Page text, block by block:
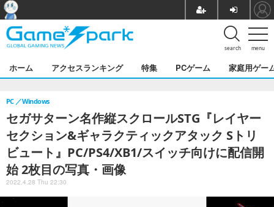
menu
search
ホーム アクセスランキング 特集 PCゲーム 家庭用ゲー
セガサターン名作縦スクロールSTG『レイヤー
セクション&ギャラクティックアタック Sトリ
ビュート』PC/PS4/XB1/スイッチ向けに配信開
始 2枚目の写真・画像
PC Windows
2022.4.28 Thu 22:30